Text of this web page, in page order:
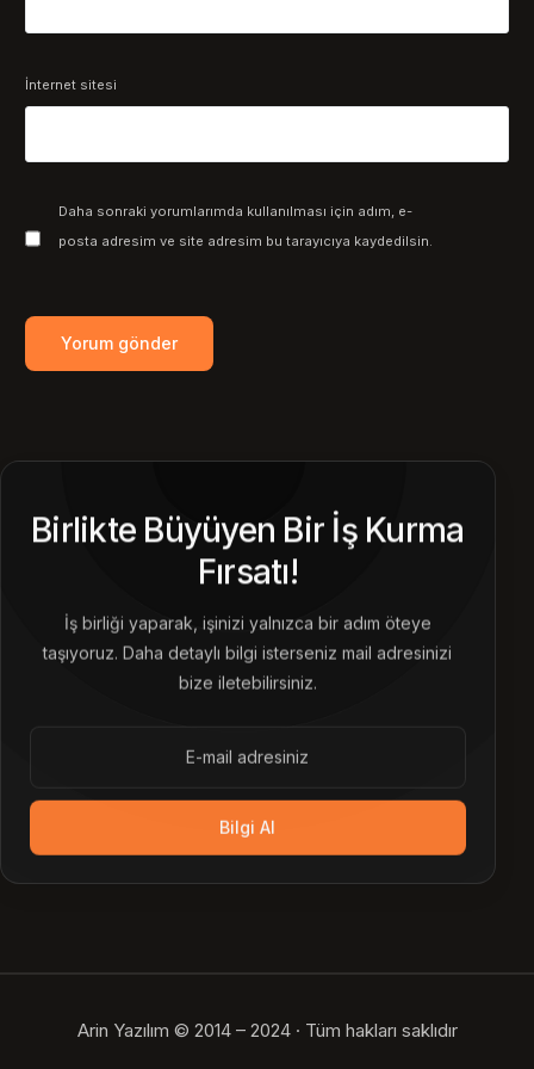
İnternet sitesi
Daha sonraki yorumlarımda kullanılması için adım, e-
posta adresim ve site adresim bu tarayıcıya kaydedilsin.
Birlikte Büyüyen Bir İş Kurma
Fırsatı!
İş birliği yaparak, işinizi yalnızca bir adım öteye
taşıyoruz. Daha detaylı bilgi isterseniz mail adresinizi
bize iletebilirsiniz.
Bilgi Al
Arin Yazılım © 2014 – 2024 · Tüm hakları saklıdır